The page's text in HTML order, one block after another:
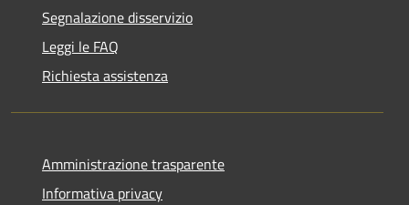
Segnalazione disservizio
Leggi le FAQ
Richiesta assistenza
Amministrazione trasparente
Informativa privacy